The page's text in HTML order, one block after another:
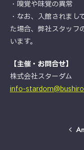
・嗅覚や味覚の異常
・なお、入館されま
た場合、弊社スタッフ
います。
【主催・お問合せ】
株式会社スターダム
info-